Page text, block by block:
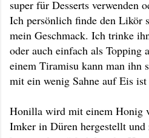
super für Desserts verwenden
Ich persönlich finde den Likör
mein Geschmack. Ich trinke
oder auch einfach als Topping
einem Tiramisu kann man ihn
mit ein wenig Sahne auf Eis
Honilla wird mit einem Honig
Imker in Düren hergestellt